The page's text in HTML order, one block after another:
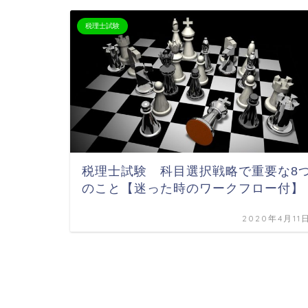
税理士試験
税理士試験 科目選択戦略で重要な8
のこと【迷った時のワークフロー付】
2020年4月11